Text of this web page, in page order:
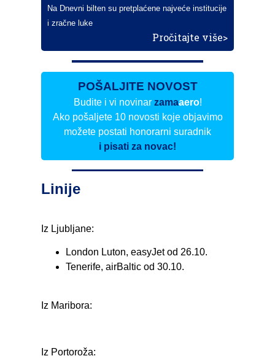
Na Dnevni bilten su pretplaćene najveće institucije
i zračne luke
Pročitajte više>
POŠALJITE NOVOST
Budite i vi novinar zamaaero!
Ako pošaljete 10 novosti koje objavimo
možete postati honorarni suradnik
i pisati za novac!
Linije
Iz Ljubljane:
London Luton, easyJet od 26.10.
Tenerife, airBaltic od 30.10.
Iz Maribora:
Iz Portoroža: